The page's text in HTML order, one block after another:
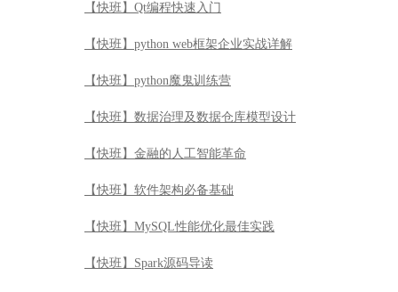
【快班】Qt编程快速入门
【快班】python web框架企业实战详解
【快班】python魔鬼训练营
【快班】数据治理及数据仓库模型设计
【快班】金融的人工智能革命
【快班】软件架构必备基础
【快班】MySQL性能优化最佳实践
【快班】Spark源码导读